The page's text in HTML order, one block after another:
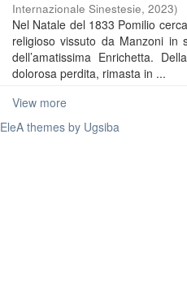
Internazionale Sinestesie, 2023)
Nel Natale del 1833 Pomilio
religioso vissuto da Manzoni in
dell’amatissima Enrichetta.
dolorosa perdita, rimasta in ...
View more
EleA themes by Ugsiba